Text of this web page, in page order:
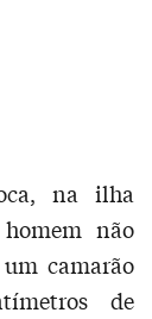
na ilha
não
camarão
de